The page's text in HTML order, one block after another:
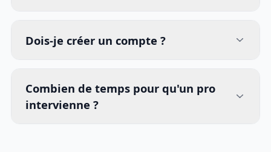
Dois-je créer un compte ?
Combien de temps pour qu'un pro
intervienne ?